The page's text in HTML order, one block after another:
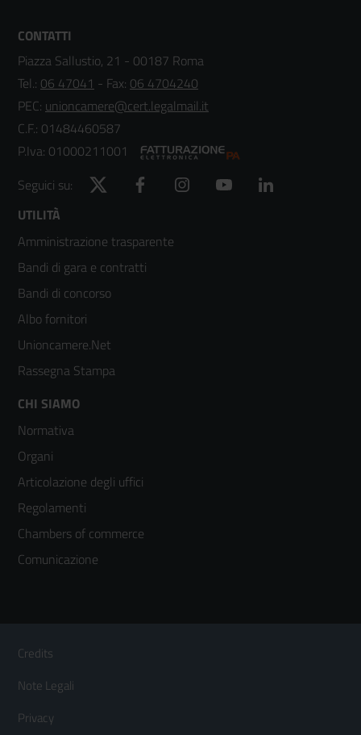
CONTATTI
Piazza Sallustio, 21 - 00187 Roma
Tel.: 06 47041 - Fax: 06 4704240
PEC: unioncamere@cert.legalmail.it
C.F.: 01484460587
P.Iva: 01000211001
Seguici su:
Twitter Facebook Instagram YouTube
Footer
menù
colonna
2
UTILITÀ
Amministrazione trasparente
Bandi di gara e contratti
Bandi di concorso
Albo fornitori
Unioncamere.Net
Rassegna Stampa
Footer
menù
colonna
3
CHI SIAMO
Normativa
Organi
Articolazione degli uffici
Regolamenti
Chambers of commerce
Comunicazione
Footer
Menù
orizzontale
Credits
Note Legali
Privacy